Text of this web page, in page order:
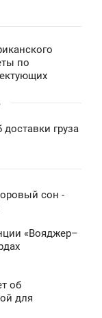
по
груза
сон -
«Вояджер–
об
для